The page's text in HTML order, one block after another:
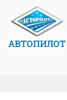
АВТОПИЛОТ